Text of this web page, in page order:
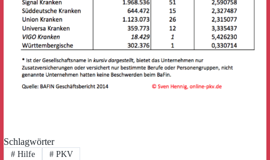
Schlagwörter
#Hilfe #PKV